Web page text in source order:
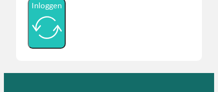
Inloggen